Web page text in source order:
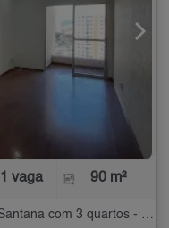
1 vaga 90 m²
Apartamento para Alugar no Alto de Santana com 3 quartos - 90 m²